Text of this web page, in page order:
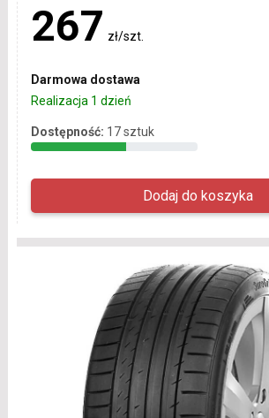
267 zł/szt.
Darmowa dostawa
Realizacja 1 dzień
Dostępność: 17 sztuk